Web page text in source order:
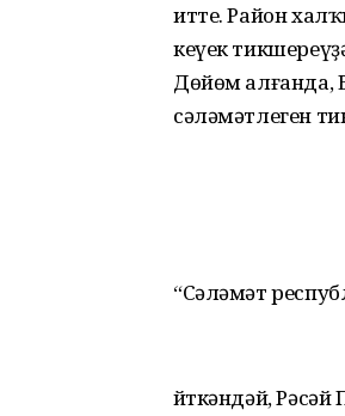
итте. Район
кеүек
Дөйөм алғанда,
сәләмәтлеген
“Сәләмәт
Әйткәндәй,